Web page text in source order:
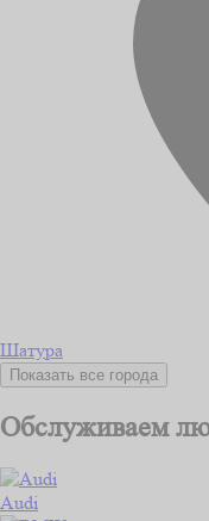
Шатура
Показать все города
Обслуживаем
Audi